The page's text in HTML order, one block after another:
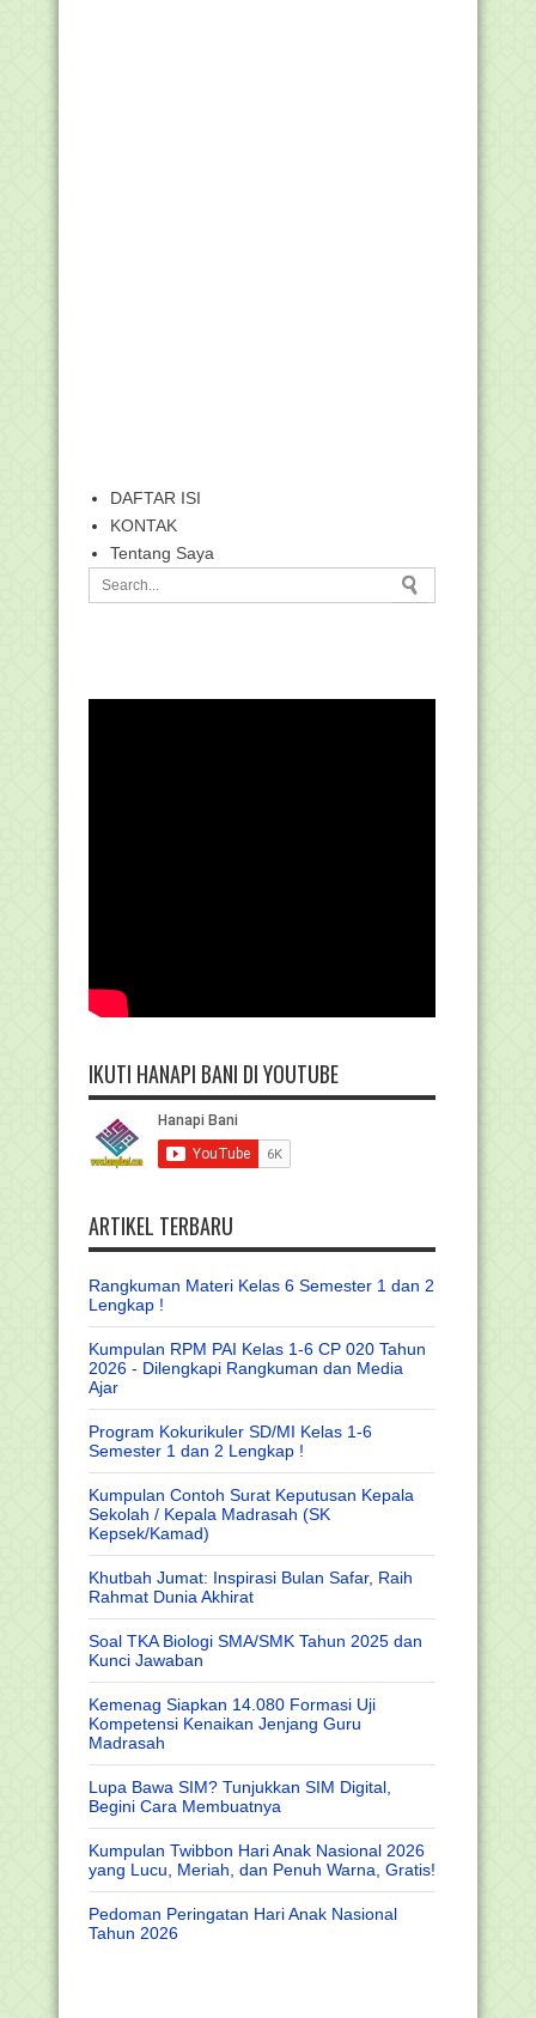
DAFTAR ISI
KONTAK
Tentang Saya
IKUTI HANAPI BANI DI YOUTUBE
ARTIKEL TERBARU
Rangkuman Materi Kelas 6 Semester 1 dan 2
Lengkap !
Kumpulan RPM PAI Kelas 1-6 CP 020 Tahun
2026 - Dilengkapi Rangkuman dan Media
Ajar
Program Kokurikuler SD/MI Kelas 1-6
Semester 1 dan 2 Lengkap !
Kumpulan Contoh Surat Keputusan Kepala
Sekolah / Kepala Madrasah (SK
Kepsek/Kamad)
Khutbah Jumat: Inspirasi Bulan Safar, Raih
Rahmat Dunia Akhirat
Soal TKA Biologi SMA/SMK Tahun 2025 dan
Kunci Jawaban
Kemenag Siapkan 14.080 Formasi Uji
Kompetensi Kenaikan Jenjang Guru
Madrasah
Lupa Bawa SIM? Tunjukkan SIM Digital,
Begini Cara Membuatnya
Kumpulan Twibbon Hari Anak Nasional 2026
yang Lucu, Meriah, dan Penuh Warna, Gratis!
Pedoman Peringatan Hari Anak Nasional
Tahun 2026